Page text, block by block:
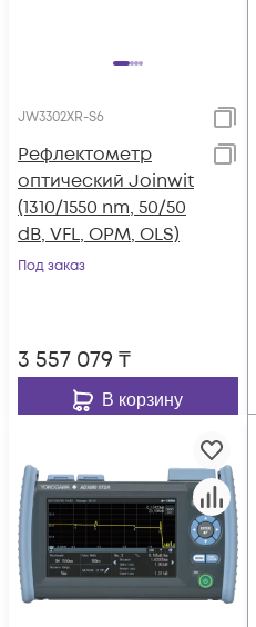
JW3302XR-S6
Рефлектометр
оптический Joinwit
(1310/1550 nm, 50/50
dB, VFL, OPM, OLS)
Под заказ
3 557 079 ₸
В корзину